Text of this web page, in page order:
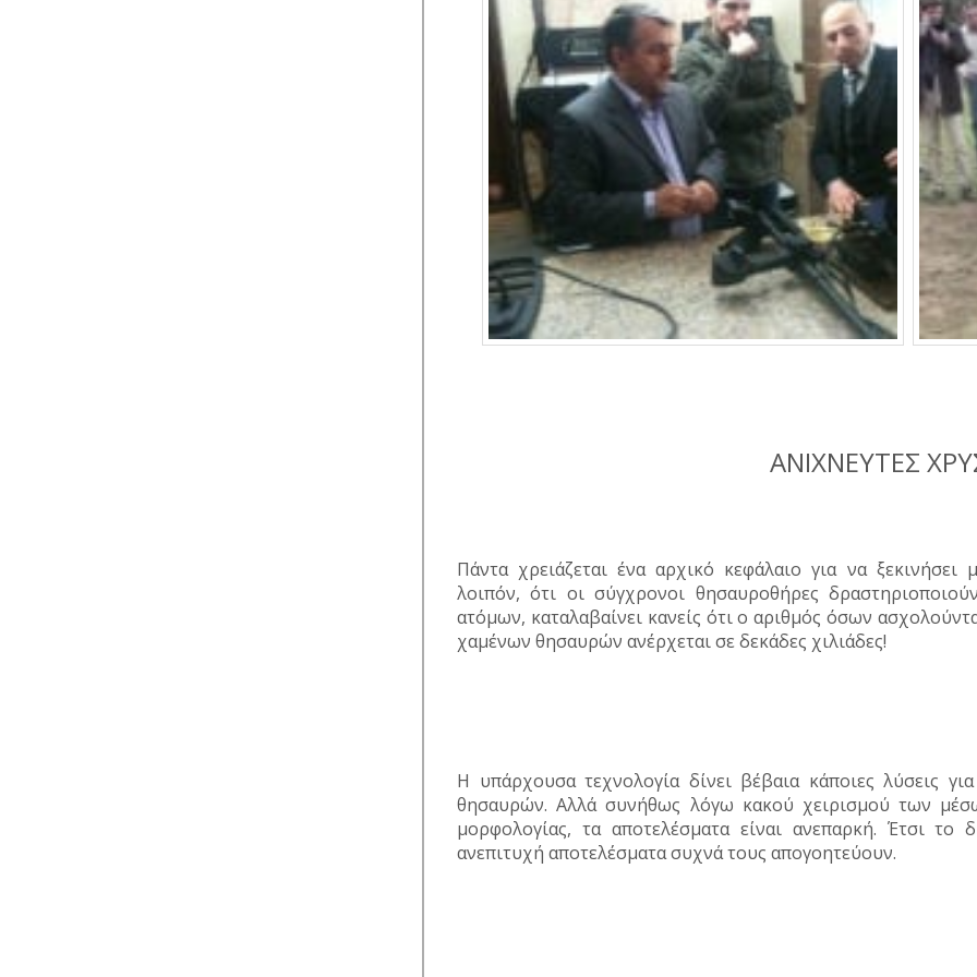
ΑΝΙΧΝΕΥΤΕΣ
Πάντα χρειάζεται ένα αρχικό κεφάλαιο για να
λοιπόν, ότι οι σύγχρονοι θησαυροθήρες
ατόμων, καταλαβαίνει κανείς ότι ο αριθμός όσων
χαμένων θησαυρών ανέρχεται σε δεκάδες χιλιάδες!
Η υπάρχουσα τεχνολογία δίνει βέβαια κάποιες λύσεις
θησαυρών. Αλλά συνήθως λόγω κακού χειρισμού των
μορφολογίας, τα αποτελέσματα είναι ανεπαρκή. Έτσι
ανεπιτυχή αποτελέσματα συχνά τους απογοητεύουν.